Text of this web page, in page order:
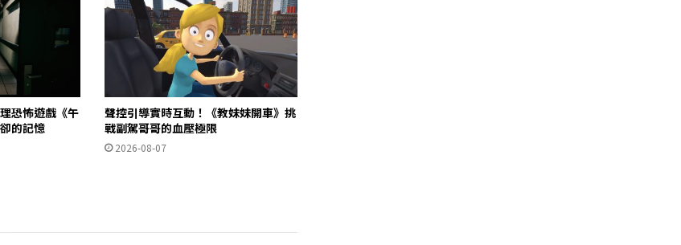
恐怖遊戲《午
的記憶
聲控引導實時互動！《教妹妹開車》挑
戰副駕哥哥的血壓極限
2026-08-07